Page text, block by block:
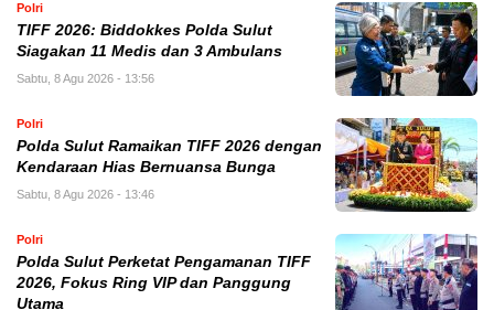
Polri
TIFF 2026: Biddokkes Polda Sulut
Siagakan 11 Medis dan 3 Ambulans
Sabtu, 8 Agu 2026 - 13:56
Polri
Polda Sulut Ramaikan TIFF 2026 dengan
Kendaraan Hias Bernuansa Bunga
Sabtu, 8 Agu 2026 - 13:46
Polri
Polda Sulut Perketat Pengamanan TIFF
2026, Fokus Ring VIP dan Panggung
Utama